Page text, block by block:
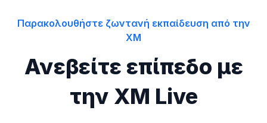
Παρακολουθήστε ζωντανή εκπαίδευση από την
XM
Ανεβείτε επίπεδο με
την XM Live